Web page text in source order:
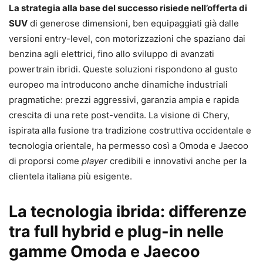
La strategia alla base del successo risiede nell’offerta di
SUV di generose dimensioni, ben equipaggiati già dalle
versioni entry-level, con motorizzazioni che spaziano dai
benzina agli elettrici, fino allo sviluppo di avanzati
powertrain ibridi. Queste soluzioni rispondono al gusto
europeo ma introducono anche dinamiche industriali
pragmatiche: prezzi aggressivi, garanzia ampia e rapida
crescita di una rete post-vendita. La visione di Chery,
ispirata alla fusione tra tradizione costruttiva occidentale e
tecnologia orientale, ha permesso così a Omoda e Jaecoo
di proporsi come player credibili e innovativi anche per la
clientela italiana più esigente.
La tecnologia ibrida: differenze
tra full hybrid e plug-in nelle
gamme Omoda e Jaecoo